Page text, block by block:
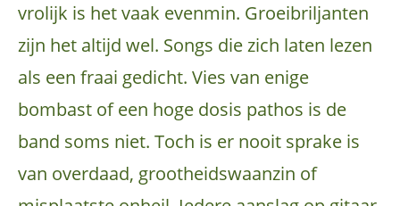
vrolijk is het vaak evenmin. Groeibriljanten
zijn het altijd wel. Songs die zich laten lezen
als een fraai gedicht. Vies van enige
bombast of een hoge dosis pathos is de
band soms niet. Toch is er nooit sprake is
van overdaad, grootheidswaanzin of